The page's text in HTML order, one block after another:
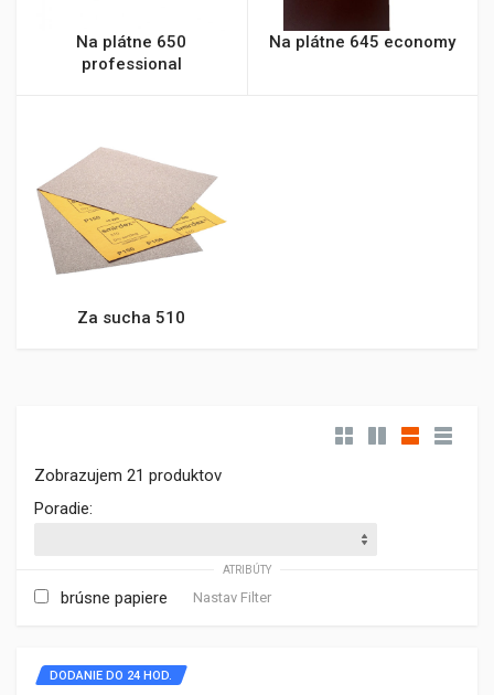
Na plátne 650
professional
Na plátne 645 economy
Za sucha 510
Zobrazujem 21 produktov
Poradie:
ATRIBÚTY
brúsne papiere Nastav Filter
DODANIE DO 24 HOD.